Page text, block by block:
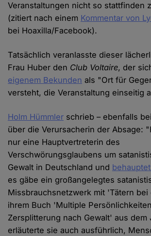
Veranstaltungen nicht so stattfinden
(zitiert nach einem Kommentar von
bei Hoaxilla/Facebook).
Tatsächlich veranlasste dieser
Frau Huber den Club Voltaire, der
eigenem Bekunden als "Ort für
versteht, die Veranstaltung einseitig
Holm Hümmler schrieb – ebenfalls
über die Verursacherin der Absage:
nur eine Hauptvertreterin des
Verschwörungsglaubens um
Gewalt in Deutschland und
es gäbe ein großangelegtes
Missbrauchsnetzwerk mit 'Tätern bei
ihrem Buch 'Multiple
Zersplitterung nach Gewalt' aus dem
erläuterte sie auch ausführlich,